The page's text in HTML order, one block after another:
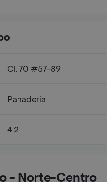
Cl. 70 #57-89
Panadería
4.2
- Norte-Centro